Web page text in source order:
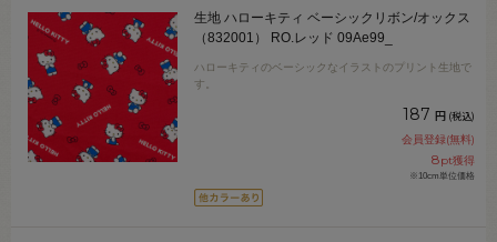
生地 ハローキティ ベーシックリボン/オックス
（832001） RO.レッド 09Ae99_
ハローキティのベーシックなイラストのプリント生地で
す。
187 円 (税込)
会員登録(無料)
8pt獲得
※10cm単位価格